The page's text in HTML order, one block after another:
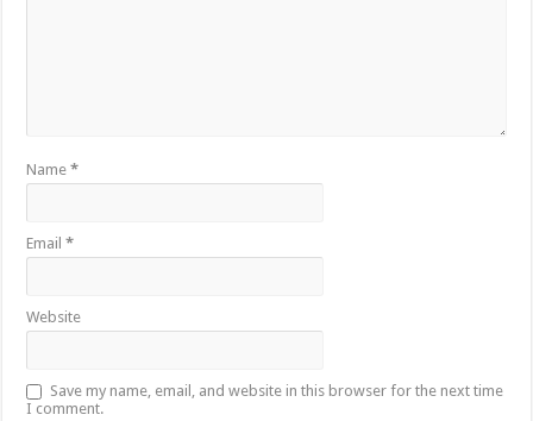
Name*
Email*
Website
Save my name, email, and website in this browser for the next time
I comment.